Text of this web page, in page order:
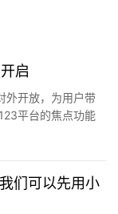
启
外开放，为用户带
平台的焦点功能
本日，…
们可以先用小